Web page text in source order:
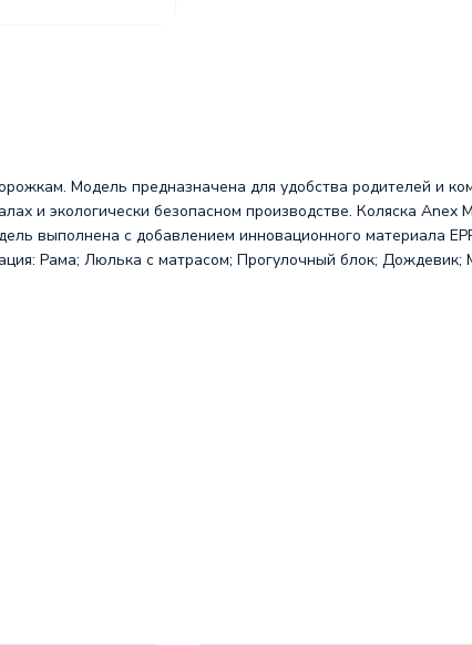
Модель предназначена для удобства родителей и
и экологически безопасном производстве. Коляска
выполнена с добавлением инновационного материала
Рама; Люлька с матрасом; Прогулочный блок;